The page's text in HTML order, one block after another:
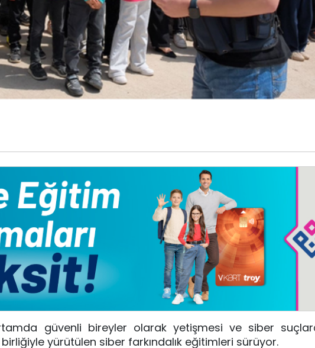
güvenli bireyler olarak yetişmesi ve siber
yürütülen siber farkındalık eğitimleri sürüyor.